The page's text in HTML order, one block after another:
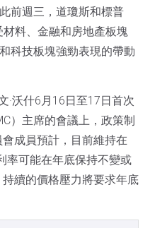
前週三，道瓊斯和標普
材料、金融和房地產板塊
科技板塊強勁表現的帶動
·沃什6月16日至17日首次
）主席的會議上，政策制
成員預計，目前維持在
率可能在年底保持不變或
續的價格壓力將要求年底